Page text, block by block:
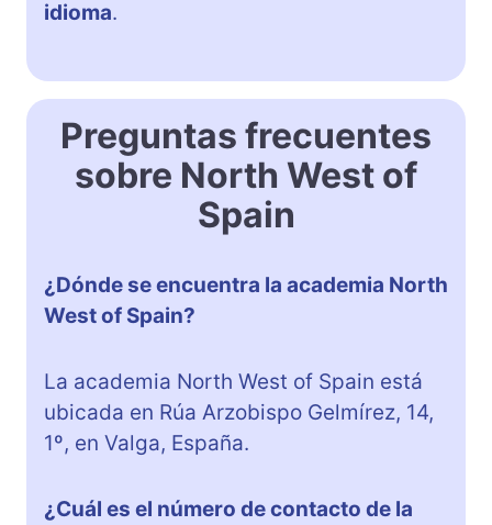
idioma.
Preguntas frecuentes
sobre North West of
Spain
¿Dónde se encuentra la academia North
West of Spain?
La academia North West of Spain está
ubicada en Rúa Arzobispo Gelmírez, 14,
1º, en Valga, España.
¿Cuál es el número de contacto de la